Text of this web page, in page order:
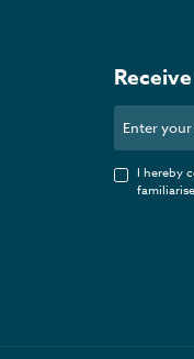
I hereby